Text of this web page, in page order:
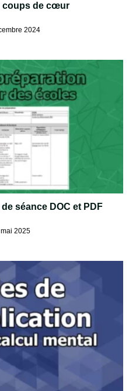
coups de cœur
2024
séance DOC et PDF
2025